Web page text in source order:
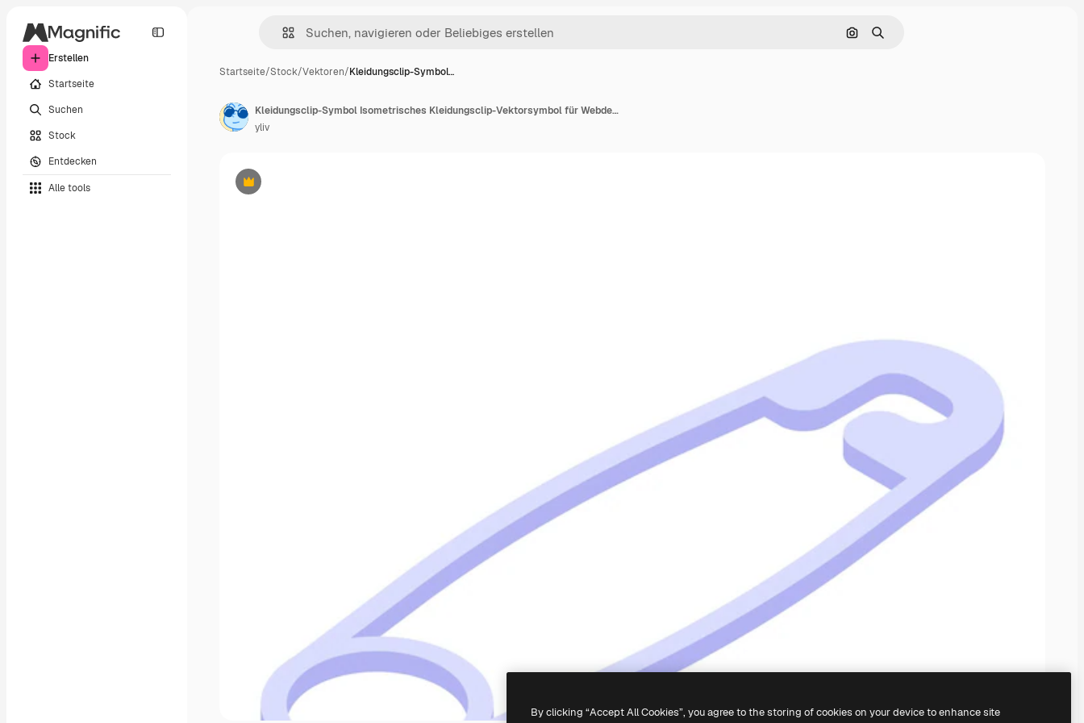
Erstellen
Startseite
Suchen
Stock
Entdecken
Alle tools
Nach Bild suchen
Suchen
Startseite/Stock/Vektoren/Kleidungsclip-Symbol…
Premium
Kleidungsclip-Symbol Isometrisches Kleidungsclip-Vektorsymbol für Webdesign isoliert auf weißem Hintergrund
yliv
By clicking “Accept All Cookies”, you agree to the storing of cookies on your device to enhance site